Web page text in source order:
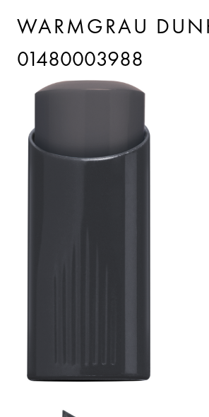
WARMGRAU
01480003988